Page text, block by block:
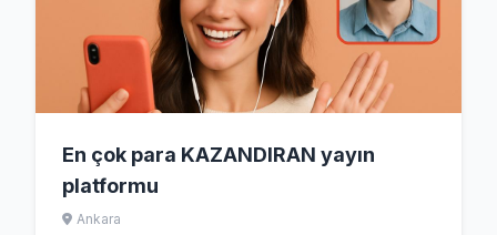
En çok para KAZANDIRAN yayın
platformu
Ankara